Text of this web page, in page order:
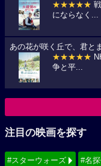
★★★★★
にならなく...
あの花が咲く丘で、君と
★★★★★
争と平...
注目の映画を探す
#スターウォーズ #名